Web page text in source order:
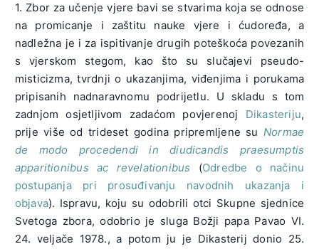
1. Zbor za učenje vjere bavi se stvarima koja se odnose
na promicanje i zaštitu nauke vjere i ćudoređa, a
nadležna je i za ispitivanje drugih poteškoća povezanih
s vjerskom stegom, kao što su slučajevi pseudo-
misticizma, tvrdnji o ukazanjima, viđenjima i porukama
pripisanih nadnaravnomu podrijetlu. U skladu s tom
zadnjom osjetljivom zadaćom povjerenoj Dikasteriju,
prije više od trideset godina pripremljene su Normae
de modo procedendi in diudicandis praesumptis
apparitionibus ac revelationibus (Odredbe o načinu
postupanja pri prosuđivanju navodnih ukazanja i
objava). Ispravu, koju su odobrili otci Skupne sjednice
Svetoga zbora, odobrio je sluga Božji papa Pavao VI.
24. veljače 1978., a potom ju je Dikasterij donio 25.